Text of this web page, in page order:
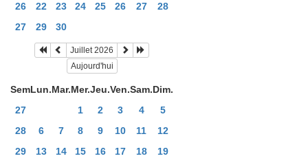
26
22 23 24 25 26 27
28
27
29 30
Juillet 2026
Aujourd'hui
SemLun.Mar.Mer.Jeu.Ven.Sam.Dim.
27
1 2 3 4
5
28
6 7 8 9 10 11
12
29
13 14 15 16 17 18
19